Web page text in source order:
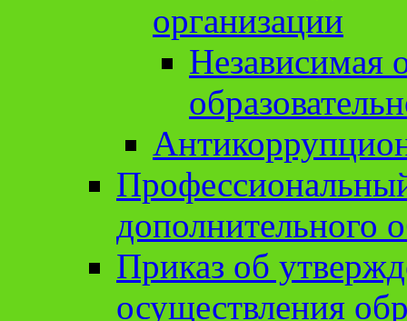
организации
Независимая
дополнительного
Приказ об
осуществления